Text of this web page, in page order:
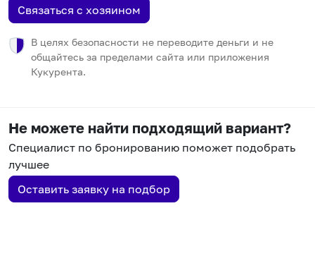
Связаться с хозяином
В целях безопасности не переводите деньги и не
общайтесь за пределами сайта или приложения
Кукурента.
Не можете найти подходящий вариант?
Специалист по бронированию поможет подобрать
лучшее
Оставить заявку на подбор